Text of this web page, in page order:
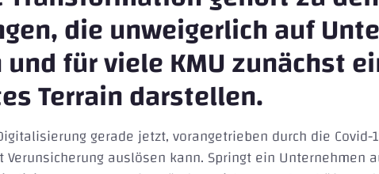
die unweigerlich auf
für viele KMU zunächst
Terrain darstellen.
gerade jetzt, vorangetrieben durch die Covid-
auslösen kann. Springt ein Unternehmen